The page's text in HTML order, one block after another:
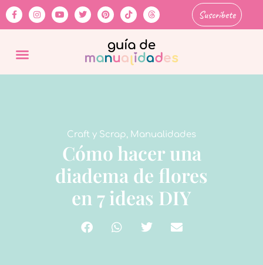
Suscríbete
Craft y Scrap, Manualidades
Cómo hacer una
diadema de flores
en 7 ideas DIY